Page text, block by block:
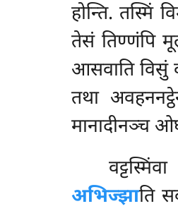
होन्ति. तस्मिं
तेसं तिण्णंपि
आसवाति विसुं
तथा
मानादीनञ्च
अभिज्झाति